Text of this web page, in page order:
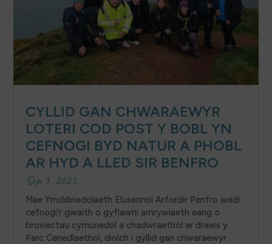
CYLLID GAN CHWARAEWYR
LOTERI COD POST Y BOBL YN
CEFNOGI BYD NATUR A PHOBL
AR HYD A LLED SIR BENFRO
Sep 1, 2025
Mae Ymddiriedolaeth Elusennol Arfordir Penfro wedi
cefnogi'r gwaith o gyflawni amrywiaeth eang o
brosiectau cymunedol a chadwraethol ar draws y
Parc Cenedlaethol, diolch i gyllid gan chwaraewyr